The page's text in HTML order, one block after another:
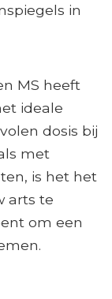
in
MS heeft
ideale
dosis bij
met
is het het
arts te
om een